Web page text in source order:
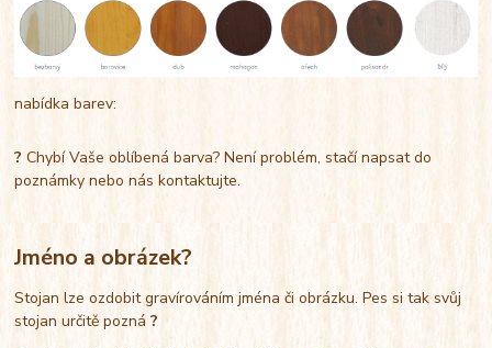
nabídka barev:
?Chybí Vaše oblíbená barva? Není problém, stačí napsat do
poznámky nebo nás kontaktujte.
Jméno a obrázek?
Stojan lze ozdobit gravírováním jména či obrázku. Pes si tak svůj
stojan určitě pozná?